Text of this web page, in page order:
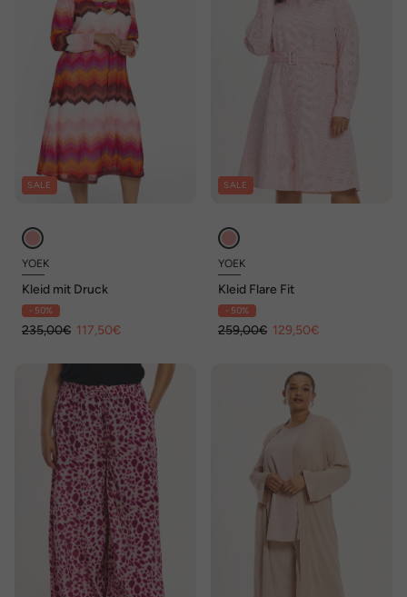
SALE
YOEK
Kleid mit Druck
- 50%
235,00€ 117,50€
SALE
YOEK
Kleid Flare Fit
- 50%
259,00€ 129,50€